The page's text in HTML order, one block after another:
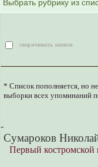
сворачивать записи
* Список пополняется, но
выборки всех упоминаний
-
Сумароков
Первый костромской